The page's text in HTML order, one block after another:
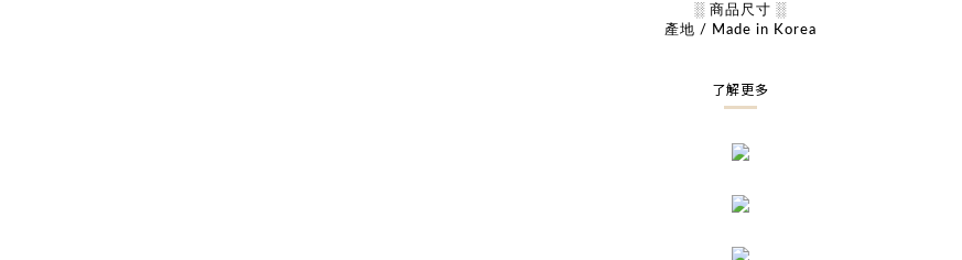
░ 商品尺寸 ░
產地 / Made in Korea
了解更多